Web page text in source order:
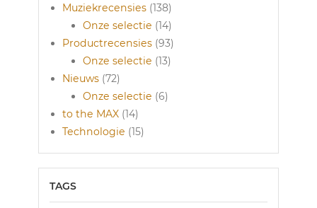
Muziekrecensies (138)
Onze selectie (14)
Productrecensies (93)
Onze selectie (13)
Nieuws (72)
Onze selectie (6)
to the MAX (14)
Technologie (15)
TAGS